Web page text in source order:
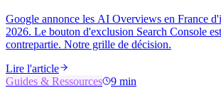
Google annonce les AI Overviews en France
2026. Le bouton d'exclusion Search Console
contrepartie. Notre grille de décision.
Lire l'article
Guides & Ressources
9 min